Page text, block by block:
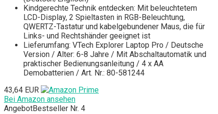
Kindgerechte Technik entdecken: Mit beleuchtetem
LCD-Display, 2 Spieltasten in RGB-Beleuchtung,
QWERTZ-Tastatur und kabelgebundener Maus, die für
Links- und Rechtshänder geeignet ist
Lieferumfang: VTech Explorer Laptop Pro / Deutsche
Version / Alter: 6-8 Jahre / Mit Abschaltautomatik und
praktischer Bedienungsanleitung / 4 x AA
Demobatterien / Art. Nr.: 80-581244
43,64 EUR
Bei Amazon ansehen
AngebotBestseller Nr. 4